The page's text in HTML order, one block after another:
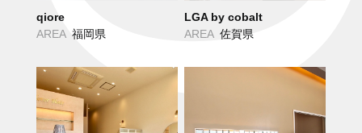
qiore
AREA 福岡県
LGA by cobalt
AREA 佐賀県